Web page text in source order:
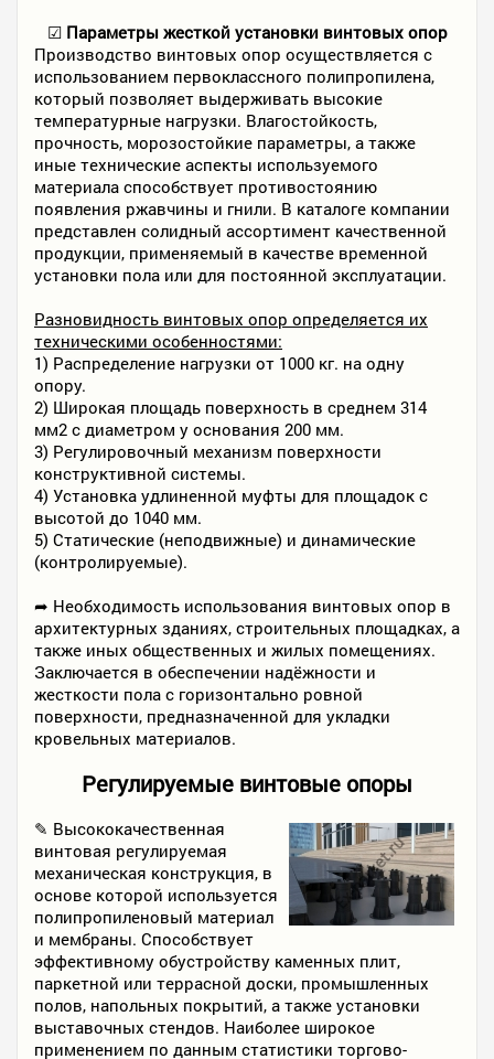
☑ Параметры жесткой установки винтовых опор
Производство винтовых опор осуществляется с
использованием первоклассного полипропилена,
который позволяет выдерживать высокие
температурные нагрузки. Влагостойкость,
прочность, морозостойкие параметры, а также
иные технические аспекты используемого
материала способствует противостоянию
появления ржавчины и гнили. В каталоге компании
представлен солидный ассортимент качественной
продукции, применяемый в качестве временной
установки пола или для постоянной эксплуатации.
Разновидность винтовых опор определяется их
техническими особенностями:
1) Распределение нагрузки от 1000 кг. на одну
опору.
2) Широкая площадь поверхность в среднем 314
мм2 с диаметром у основания 200 мм.
3) Регулировочный механизм поверхности
конструктивной системы.
4) Установка удлиненной муфты для площадок с
высотой до 1040 мм.
5) Статические (неподвижные) и динамические
(контролируемые).
➦ Необходимость использования винтовых опор в
архитектурных зданиях, строительных площадках, а
также иных общественных и жилых помещениях.
Заключается в обеспечении надёжности и
жесткости пола с горизонтально ровной
поверхности, предназначенной для укладки
кровельных материалов.
Регулируемые винтовые опоры
✎ Высококачественная
винтовая регулируемая
механическая конструкция, в
основе которой используется
полипропиленовый материал
и мембраны. Способствует
эффективному обустройству каменных плит,
паркетной или террасной доски, промышленных
полов, напольных покрытий, а также установки
выставочных стендов. Наиболее широкое
применением по данным статистики торгово-